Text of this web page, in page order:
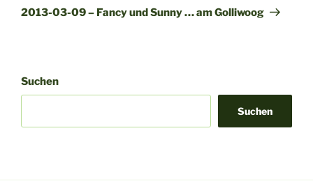
iBeitrag
2013-03-09 – Fancy und Sunny … am Golliwoog
Suchen
Suchen